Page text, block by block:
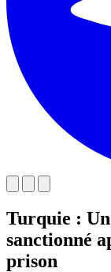
Turquie :
sanctionné
prison